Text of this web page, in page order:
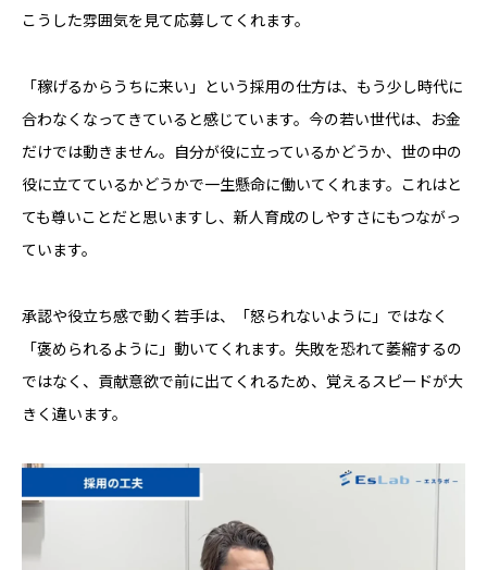
こうした雰囲気を見て応募してくれます。
「稼げるからうちに来い」という採用の仕方は、もう少し時代に
合わなくなってきていると感じています。今の若い世代は、お金
だけでは動きません。自分が役に立っているかどうか、世の中の
役に立てているかどうかで一生懸命に働いてくれます。これはと
ても尊いことだと思いますし、新人育成のしやすさにもつながっ
ています。
承認や役立ち感で動く若手は、「怒られないように」ではなく
「褒められるように」動いてくれます。失敗を恐れて萎縮するの
ではなく、貢献意欲で前に出てくれるため、覚えるスピードが大
きく違います。